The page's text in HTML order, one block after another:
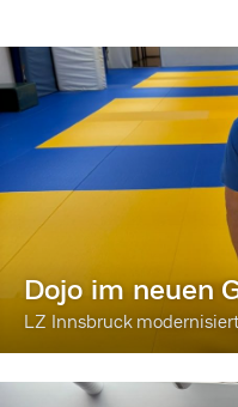
Dojo im neuen
LZ Innsbruck